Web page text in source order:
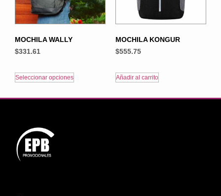
MOCHILA WALLY
$331.61
Seleccionar opciones
MOCHILA KONGUR
$555.75
Añadir al carrito